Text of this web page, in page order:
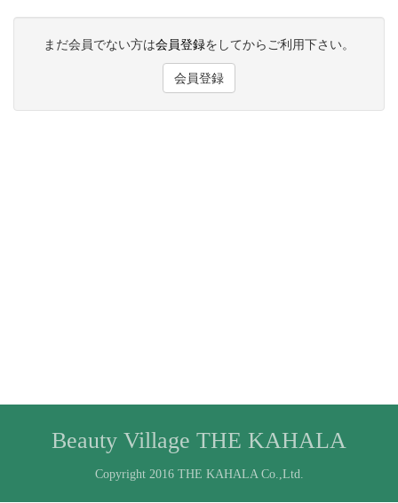
まだ会員でない方は会員登録をしてからご利用下さい。
会員登録
Beauty Village THE KAHALA
Copyright 2016 THE KAHALA Co.,Ltd.